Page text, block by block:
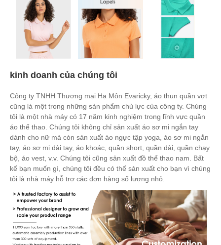
kinh doanh của chúng tôi
Công ty TNHH Thương mại Hạ Môn Evaricky, áo thun quần vợt
cũng là một trong những sản phẩm chủ lực của công ty. Chúng
tôi là một nhà máy có 17 năm kinh nghiệm trong lĩnh vực quần
áo thể thao. Chúng tôi không chỉ sản xuất áo sơ mi ngắn tay
dành cho nữ mà còn sản xuất áo ngực tập yoga, áo sơ mi ngắn
tay, áo sơ mi dài tay, áo khoác, quần short, quần dài, quần chạy
bộ, áo vest, v.v. Chúng tôi cũng sản xuất đồ thể thao nam. Bất
kể bạn muốn gì, chúng tôi đều có thể sản xuất cho bạn vì chúng
tôi là nhà máy hỗ trợ các đơn hàng số lượng nhỏ.